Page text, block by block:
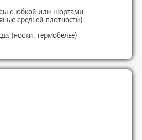
с юбкой или шортами
средней плотности)
(носки, термобелье)